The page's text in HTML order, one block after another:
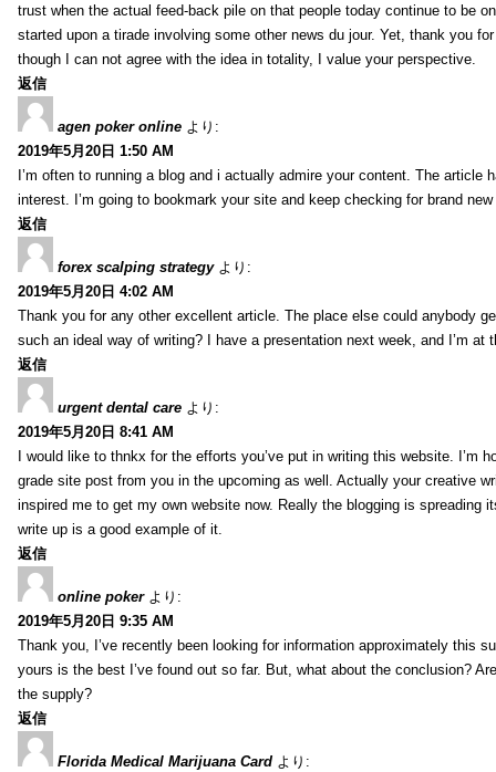
trust when the actual feed-back pile on that people today continue to be
started upon a tirade involving some other news du jour. Yet, thank you
though I can not agree with the idea in totality, I value your perspective.
返信
agen poker online より:
2019年5月20日 1:50 AM
I’m often to running a blog and i actually admire your content. The article
interest. I’m going to bookmark your site and keep checking for brand
返信
forex scalping strategy より:
2019年5月20日 4:02 AM
Thank you for any other excellent article. The place else could anybody
such an ideal way of writing? I have a presentation next week, and I’m at
返信
urgent dental care より:
2019年5月20日 8:41 AM
I would like to thnkx for the efforts you’ve put in writing this website. I’m
grade site post from you in the upcoming as well. Actually your creative
inspired me to get my own website now. Really the blogging is spreading
write up is a good example of it.
返信
online poker より:
2019年5月20日 9:35 AM
Thank you, I’ve recently been looking for information approximately this
yours is the best I’ve found out so far. But, what about the conclusion?
the supply?
返信
Florida Medical Marijuana Card より: